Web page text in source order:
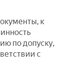
к
по допуску,
с